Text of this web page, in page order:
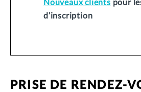
d’inscription
PRISE DE RENDEZ-